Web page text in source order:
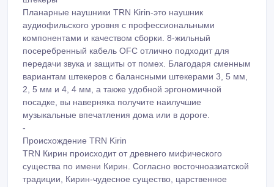
Планарные наушники TRN Kirin-это наушник
аудиофильского уровня с профессиональными
компонентами и качеством сборки. 8-жильный
посеребренный кабель OFC отлично подходит для
передачи звука и защиты от помех. Благодаря сменным
вариантам штекеров с балансными штекерами 3, 5 мм,
2, 5 мм и 4, 4 мм, а также удобной эргономичной
посадке, вы наверняка получите наилучшие
музыкальные впечатления дома или в дороге.
-
Происхождение TRN Kirin
TRN Кирин происходит от древнего мифического
существа по имени Кирин. Согласно восточноазиатской
традиции, Кирин-чудесное существо, царственное